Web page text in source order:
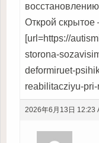
Открой скрытое
[url=https://
storona-
deformiruet-
reabilitacziyu-pri-
2026年6月13日 12:23